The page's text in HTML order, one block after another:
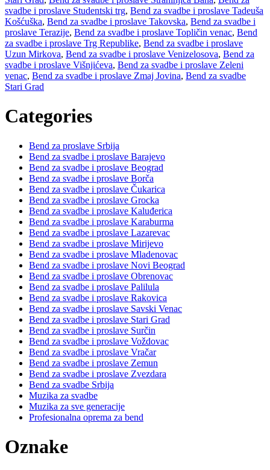
svadbe i proslave Studentski trg, Bend za svadbe i proslave Tadeuša
Košćuška, Bend za svadbe i proslave Takovska, Bend za svadbe i
proslave Terazije, Bend za svadbe i proslave Topličin venac, Bend
za svadbe i proslave Trg Republike, Bend za svadbe i proslave
Uzun Mirkova, Bend za svadbe i proslave Venizelosova, Bend za
svadbe i proslave Višnjićeva, Bend za svadbe i proslave Zeleni
venac, Bend za svadbe i proslave Zmaj Jovina, Bend za svadbe
Stari Grad
Categories
Bend za proslave Srbija
Bend za svadbe i proslave Barajevo
Bend za svadbe i proslave Beograd
Bend za svadbe i proslave Borča
Bend za svadbe i proslave Čukarica
Bend za svadbe i proslave Grocka
Bend za svadbe i proslave Kaluđerica
Bend za svadbe i proslave Karaburma
Bend za svadbe i proslave Lazarevac
Bend za svadbe i proslave Mirijevo
Bend za svadbe i proslave Mladenovac
Bend za svadbe i proslave Novi Beograd
Bend za svadbe i proslave Obrenovac
Bend za svadbe i proslave Palilula
Bend za svadbe i proslave Rakovica
Bend za svadbe i proslave Savski Venac
Bend za svadbe i proslave Stari Grad
Bend za svadbe i proslave Surčin
Bend za svadbe i proslave Voždovac
Bend za svadbe i proslave Vračar
Bend za svadbe i proslave Zemun
Bend za svadbe i proslave Zvezdara
Bend za svadbe Srbija
Muzika za svadbe
Muzika za sve generacije
Profesionalna oprema za bend
Oznake